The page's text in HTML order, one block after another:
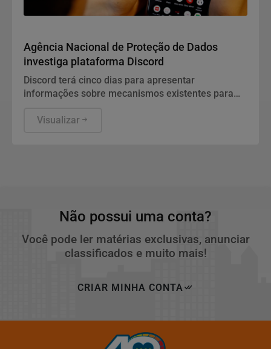
Agência Nacional de Proteção de Dados
investiga plataforma Discord
Discord terá cinco dias para apresentar
informações sobre mecanismos existentes para
crianças e adolescentes, informou a ANPD, em
Visualizar
Não possui uma conta?
Você pode ler matérias exclusivas, anunciar
classificados e muito mais!
CRIAR MINHA CONTA